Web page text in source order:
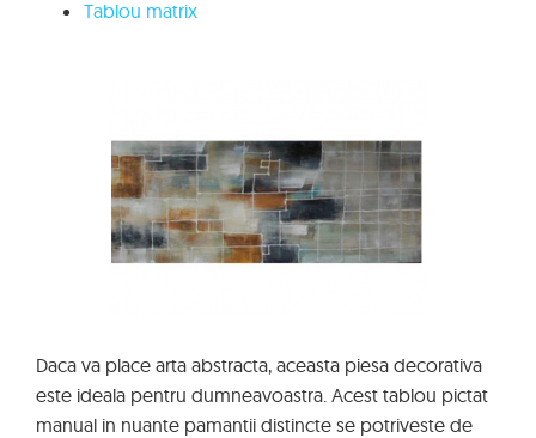
Tablou matrix
Daca va place arta abstracta, aceasta piesa decorativa
este ideala pentru dumneavoastra. Acest tablou pictat
manual in nuante pamantii distincte se potriveste de